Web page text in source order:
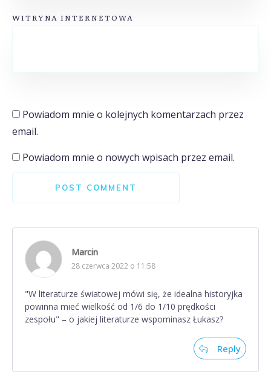
WITRYNA INTERNETOWA
Powiadom mnie o kolejnych komentarzach przez
email.
Powiadom mnie o nowych wpisach przez email.
POST COMMENT
Marcin
28 czerwca 2022 o 11:58
"W literaturze światowej mówi się, że idealna historyjka
powinna mieć wielkość od 1/6 do 1/10 prędkości
zespołu" – o jakiej literaturze wspominasz Łukasz?
Reply